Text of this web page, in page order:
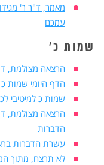
מאמר, ד"ר ר'
עמכם
שמות כ'
הרצאה מצולמת,
הדף היומי שמות כ –
שמות כ למיטיבי
הרצאה מצולמת,
הדברות
עשרת הדברות
לא תרצח, מתוך